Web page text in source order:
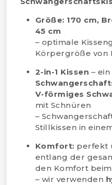
Größe: 170 cm,
45 cm
– optimale
Körpergröße von
2-in-1 Kissen –
V-förmiges
mit Schnüren
–
Stillkissen in
Komfort: perfekt
entlang der
den Komfort
– wir verwenden